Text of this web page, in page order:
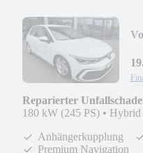
Reparierter
180 kW (245 PS) • Hybrid
Anhängerkupplung
Premium Navigation